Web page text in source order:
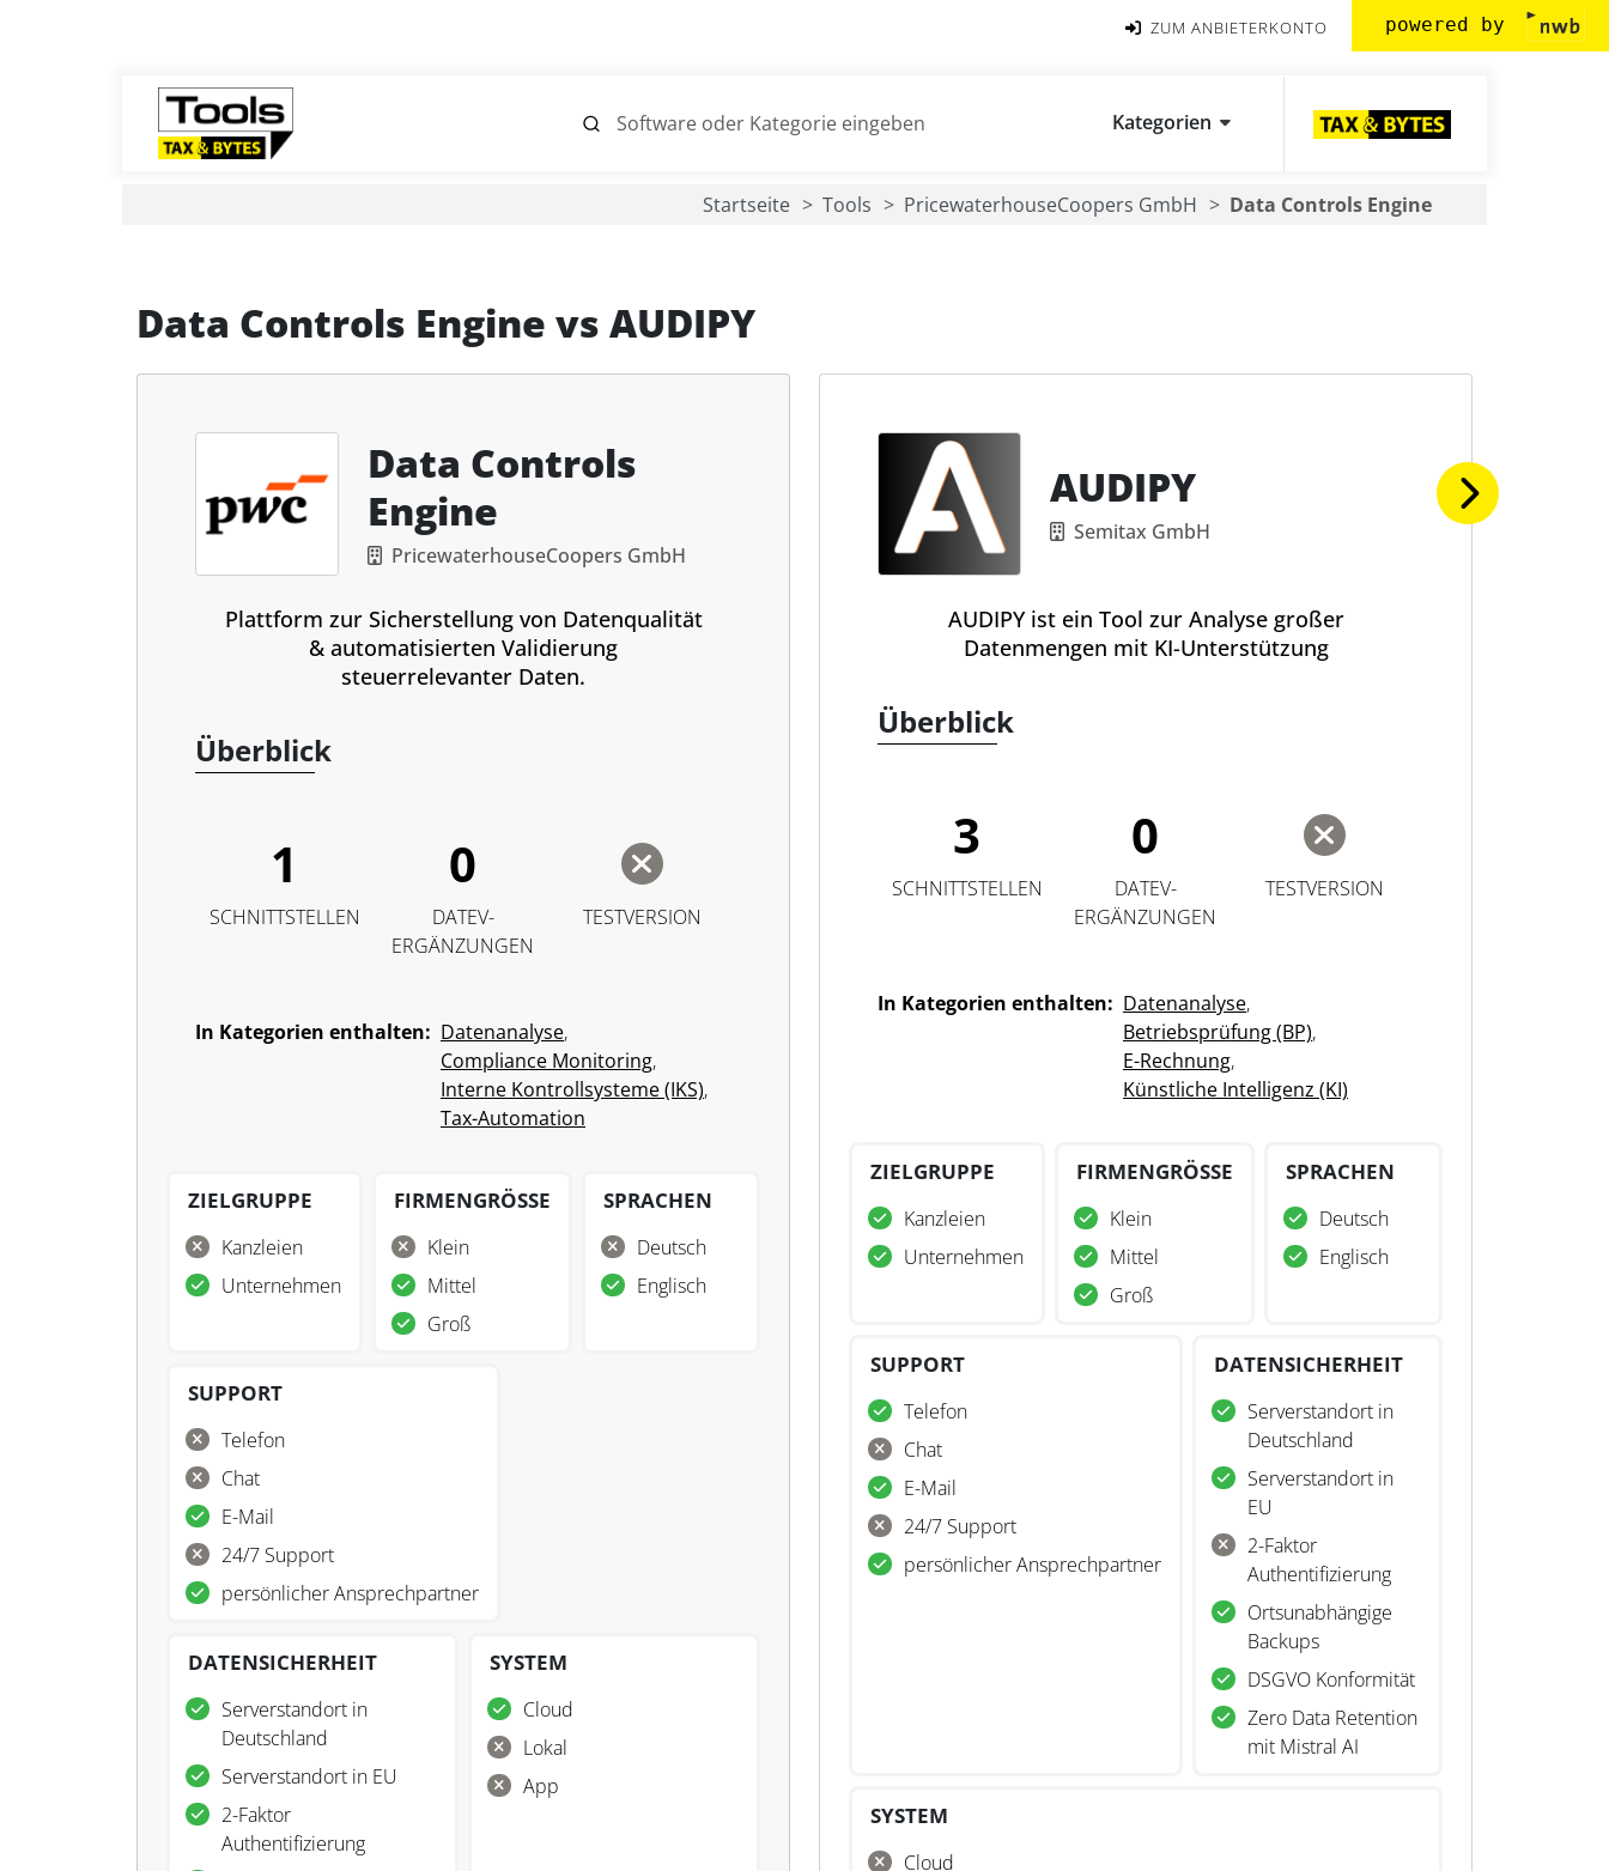
ZUM ANBIETERKONTO powered by
Kategorien
Startseite Tools PricewaterhouseCoopers GmbH Data Controls Engine
Data Controls Engine vs AUDIPY
Data Controls
Engine
PricewaterhouseCoopers GmbH
Plattform zur Sicherstellung von Datenqualität
& automatisierten Validierung
steuerrelevanter Daten.
Überblick
1
SCHNITTSTELLEN
0
DATEV-
ERGÄNZUNGEN
TESTVERSION
In Kategorien enthalten: Datenanalyse,
Compliance Monitoring,
Interne Kontrollsysteme (IKS),
Tax-Automation
ZIELGRUPPE
Kanzleien
Unternehmen
FIRMENGRÖSSE
Klein
Mittel
Groß
SPRACHEN
Deutsch
Englisch
SUPPORT
Telefon
Chat
E-Mail
24/7 Support
persönlicher Ansprechpartner
DATENSICHERHEIT
Serverstandort in
Deutschland
Serverstandort in EU
2-Faktor
Authentifizierung
SYSTEM
Cloud
Lokal
App
AUDIPY
Semitax GmbH
AUDIPY ist ein Tool zur Analyse großer
Datenmengen mit KI-Unterstützung
Überblick
3
SCHNITTSTELLEN
0
DATEV-
ERGÄNZUNGEN
TESTVERSION
In Kategorien enthalten: Datenanalyse,
Betriebsprüfung (BP),
E-Rechnung,
Künstliche Intelligenz (KI)
ZIELGRUPPE
Kanzleien
Unternehmen
FIRMENGRÖSSE
Klein
Mittel
Groß
SPRACHEN
Deutsch
Englisch
SUPPORT
Telefon
Chat
E-Mail
24/7 Support
persönlicher Ansprechpartner
DATENSICHERHEIT
Serverstandort in
Deutschland
Serverstandort in
EU
2-Faktor
Authentifizierung
Ortsunabhängige
Backups
DSGVO Konformität
Zero Data Retention
mit Mistral AI
SYSTEM
Cloud